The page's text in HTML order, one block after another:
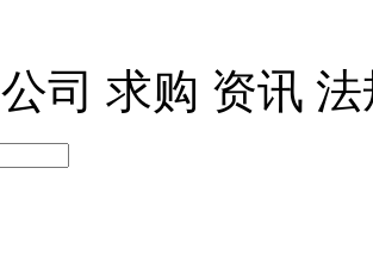
公司 求购 资讯 法